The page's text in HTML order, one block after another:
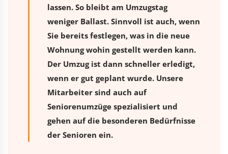
lassen. So bleibt am Umzugstag
weniger Ballast. Sinnvoll ist auch, wenn
Sie bereits festlegen, was in die neue
Wohnung wohin gestellt werden kann.
Der Umzug ist dann schneller erledigt,
wenn er gut geplant wurde. Unsere
Mitarbeiter sind auch auf
Seniorenumzüge spezialisiert und
gehen auf die besonderen Bedürfnisse
der Senioren ein.